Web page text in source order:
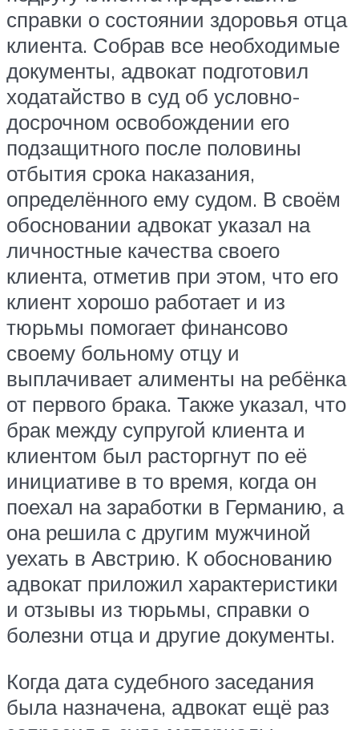
справки о состоянии здоровья отца
клиента. Собрав все необходимые
документы, адвокат подготовил
ходатайство в суд об условно-
досрочном освобождении его
подзащитного после половины
отбытия срока наказания,
определённого ему судом. В своём
обосновании адвокат указал на
личностные качества своего
клиента, отметив при этом, что его
клиент хорошо работает и из
тюрьмы помогает финансово
своему больному отцу и
выплачивает алименты на ребёнка
от первого брака. Также указал, что
брак между супругой клиента и
клиентом был расторгнут по её
инициативе в то время, когда он
поехал на заработки в Германию, а
она решила с другим мужчиной
уехать в Австрию. К обоснованию
адвокат приложил характеристики
и отзывы из тюрьмы, справки о
болезни отца и другие документы.
Когда дата судебного заседания
была назначена, адвокат ещё раз